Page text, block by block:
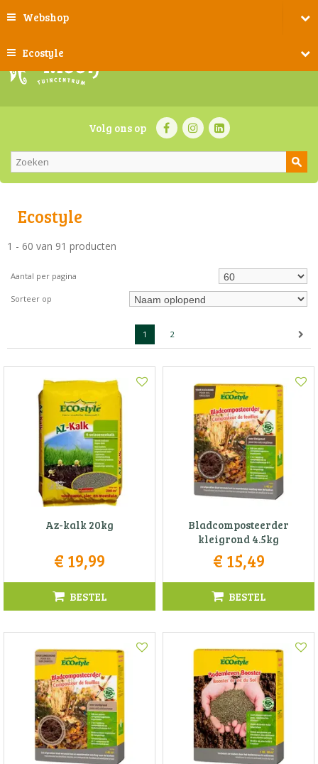
Webshop
Ecostyle
Volg ons op
Ecostyle
1 - 60 van 91 producten
Aantal per pagina
Sorteer op
1 2
Az-kalk 20kg
€ 19,99
BESTEL
Bladcomposteerder
kleigrond 4.5kg
€ 15,49
BESTEL